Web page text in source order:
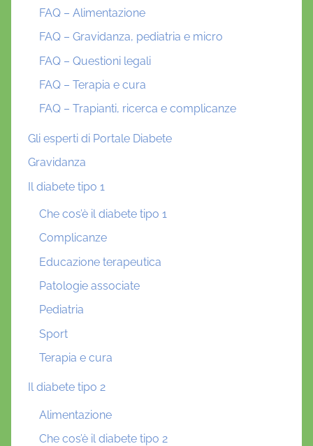
FAQ – Alimentazione
FAQ – Gravidanza, pediatria e micro
FAQ – Questioni legali
FAQ – Terapia e cura
FAQ – Trapianti, ricerca e complicanze
Gli esperti di Portale Diabete
Gravidanza
Il diabete tipo 1
Che cos’è il diabete tipo 1
Complicanze
Educazione terapeutica
Patologie associate
Pediatria
Sport
Terapia e cura
Il diabete tipo 2
Alimentazione
Che cos’è il diabete tipo 2